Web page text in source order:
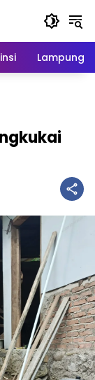
Lampung